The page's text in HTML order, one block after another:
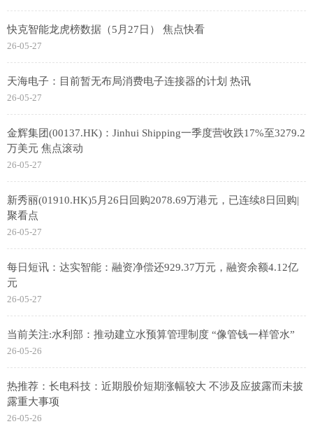
快克智能龙虎榜数据（5月27日） 焦点快看
26-05-27
天海电子：目前暂无布局消费电子连接器的计划 热讯
26-05-27
金辉集团(00137.HK)：Jinhui Shipping一季度营收跌17%至3279.2
万美元 焦点滚动
26-05-27
新秀丽(01910.HK)5月26日回购2078.69万港元，已连续8日回购|
聚看点
26-05-27
每日短讯：达实智能：融资净偿还929.37万元，融资余额4.12亿
元
26-05-27
当前关注:水利部：推动建立水预算管理制度 “像管钱一样管水”
26-05-26
热推荐：长电科技：近期股价短期涨幅较大 不涉及应披露而未披
露重大事项
26-05-26